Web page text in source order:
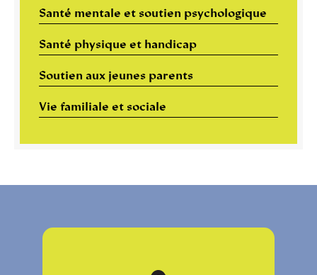
Santé mentale et soutien psychologique
Santé physique et handicap
Soutien aux jeunes parents
Vie familiale et sociale